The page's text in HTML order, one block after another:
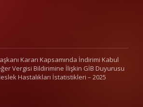
Kararı Kapsamında İndirimi Kabul
Vergisi Bildirimine İlişkin GİB Duyurusu
Hastalıkları İstatistikleri – 2025